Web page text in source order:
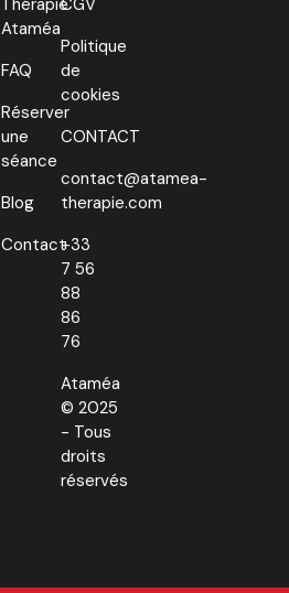
Ataméa
FAQ
Réserver
une
séance
Blog
Contact
Politique
de
cookies
CONTACT
contact@atamea-
therapie.com
+33
7 56
88
86
76
Ataméa
© 2025
- Tous
droits
réservés